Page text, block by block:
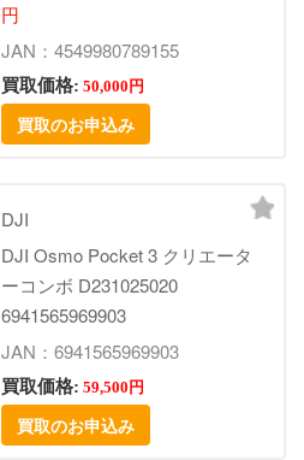
円
JAN：4549980789155
買取価格: 50,000円
買取のお申込み
DJI
DJI Osmo Pocket 3 クリエータ
ーコンボ D231025020
6941565969903
JAN：6941565969903
買取価格: 59,500円
買取のお申込み